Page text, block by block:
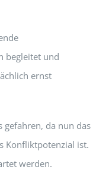
begleitet und
ernst
da nun das
Konfliktpotenzial ist.
werden.